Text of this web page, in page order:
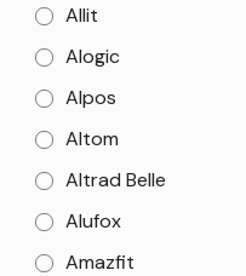
Allit
Alogic
Alpos
Altom
Altrad Belle
Alufox
Amazfit